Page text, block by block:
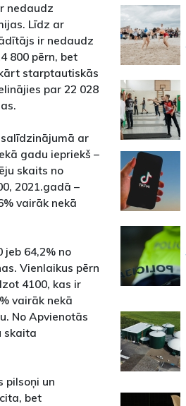
nedaudz
Līdz ar
ir nedaudz
800 pērn, bet
starptautiskās
par 22 028
ar
gadu iepriekš –
skaits no
2021.gadā –
vairāk nekā
64,2% no
Vienlaikus pērn
4100, kas ir
vairāk nekā
No Apvienotās
skaita
pilsoņi un
bet